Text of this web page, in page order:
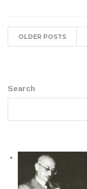
OLDER POSTS
Search